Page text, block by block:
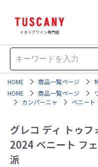
イタリアワイン専門店
HOME 商品一覧ページ
HOME
商品一覧ページ
カンパーニャ
ベニート
グレコ ディ トゥフ
2024 ベニート フ
派